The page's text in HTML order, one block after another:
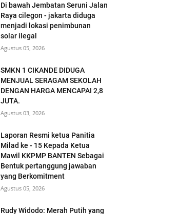
Di bawah Jembatan Seruni Jalan
Raya cilegon - jakarta diduga
menjadi lokasi penimbunan
solar ilegal
Agustus 05, 2026
SMKN 1 CIKANDE DIDUGA
MENJUAL SERAGAM SEKOLAH
DENGAN HARGA MENCAPAI 2,8
JUTA.
Agustus 03, 2026
Laporan Resmi ketua Panitia
Milad ke - 15 Kepada Ketua
Mawil KKPMP BANTEN Sebagai
Bentuk pertanggung jawaban
yang Berkomitment
Agustus 05, 2026
Rudy Widodo: Merah Putih yang